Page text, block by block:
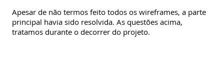
Apesar de não termos feito todos os wireframes, a parte
principal havia sido resolvida. As questões acima,
tratamos durante o decorrer do projeto.